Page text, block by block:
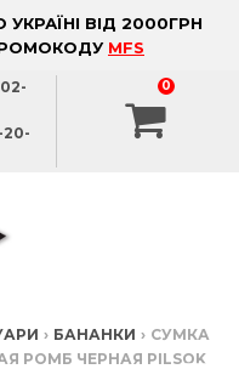
ВІД 2000ГРН
MFS
20-
0
› БАНАНКИ › СУМКА
РОМБ ЧЕРНАЯ PILSOK